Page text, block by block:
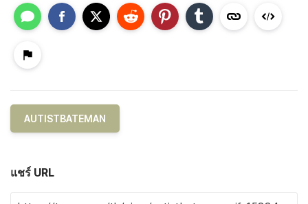
AUTISTBATEMAN
แชร์ URL